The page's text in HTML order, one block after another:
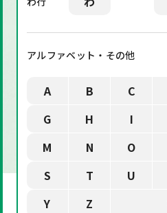
アルファベット・その他
A B C
G
H I
M
N O
S
T U
Y
Z